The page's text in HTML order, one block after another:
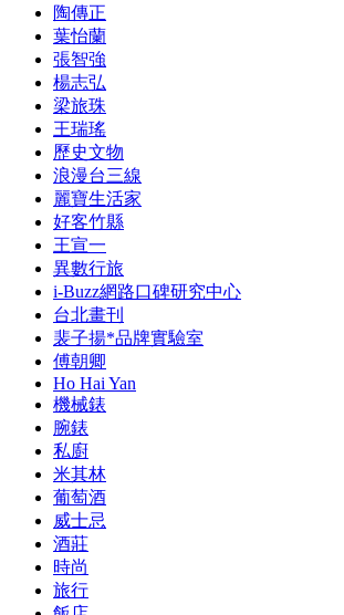
陶傳正
葉怡蘭
張智強
楊志弘
梁旅珠
王瑞瑤
歷史文物
浪漫台三線
麗寶生活家
好客竹縣
王宣一
異數行旅
i-Buzz網路口碑研究中心
台北畫刊
裴子揚*品牌實驗室
傅朝卿
Ho Hai Yan
機械錶
腕錶
私廚
米其林
葡萄酒
威士忌
酒莊
時尚
旅行